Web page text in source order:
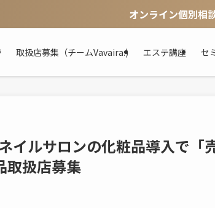
オンライン個別相
取扱店募集（チームVavaira.) エステ講座 セ
イルサロンの化粧品導入で「
扱店募集